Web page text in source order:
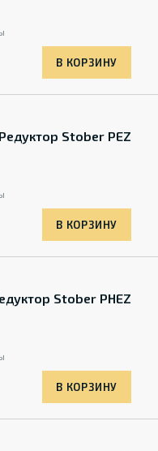
В КОРЗИНУ
Редуктор Stober PEZ
В КОРЗИНУ
Stober PHEZ
В КОРЗИНУ